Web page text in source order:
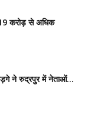
करोड़ से अधिक
ने रुद्रपुर में नेताओं...